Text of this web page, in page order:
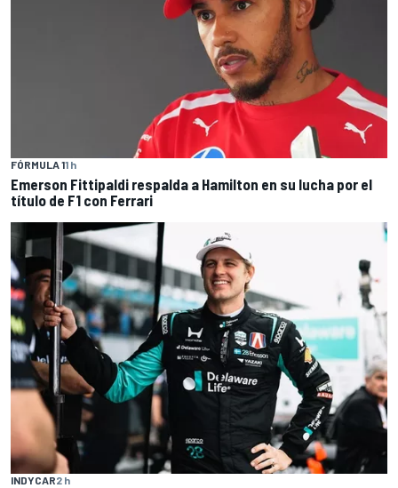
FÓRMULA 11 h
Emerson Fittipaldi respalda a Hamilton en su lucha por el
título de F1 con Ferrari
INDYCAR2 h